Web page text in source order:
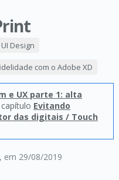
, em 29/08/2019
UI Design
com o Adobe XD
e UX parte 1: alta
Evitando
das digitais / Touch